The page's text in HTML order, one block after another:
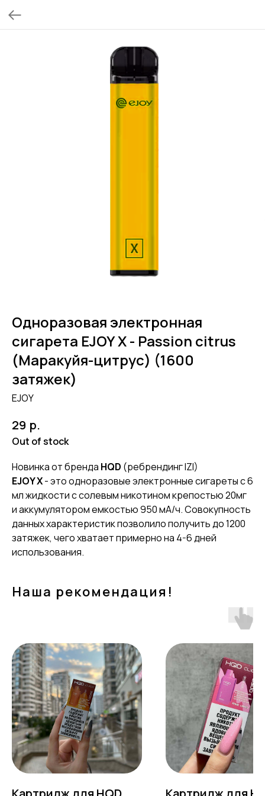
Одноразовая электронная
сигарета EJOY X - Passion citrus
(Маракуйя-цитрус) (1600
затяжек)
EJOY
29 р.
Out of stock
Новинка от бренда HQD (ребрендинг IZI)
EJOY X- это одноразовые электронные сигареты с 6
мл жидкости с солевым никотином крепостью 20мг
и аккумулятором емкостью 950 мА/ч. Совокупность
данных характеристик позволило получить до 1200
затяжек, чего хватает примерно на 4-6 дней
использования.
Наша рекомендация!